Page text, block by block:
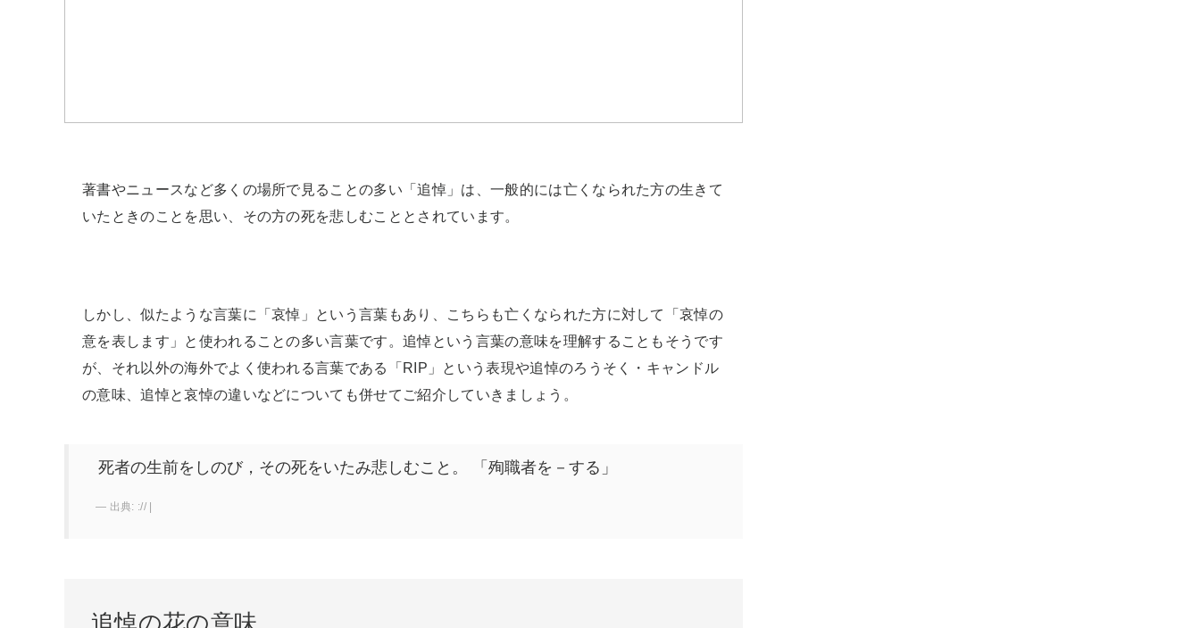
著書やニュースなど多くの場所で見ることの多い「追悼」は、一般的には亡くなられた方の生きて
いたときのことを思い、その方の死を悲しむこととされています。
しかし、似たような言葉に「哀悼」という言葉もあり、こちらも亡くなられた方に対して「哀悼の
意を表します」と使われることの多い言葉です。追悼という言葉の意味を理解することもそうです
が、それ以外の海外でよく使われる言葉である「RIP」という表現や追悼のろうそく・キャンドル
の意味、追悼と哀悼の違いなどについても併せてご紹介していきましょう。
死者の生前をしのび，その死をいたみ悲しむこと。 「殉職者を－する」
出典: :// |